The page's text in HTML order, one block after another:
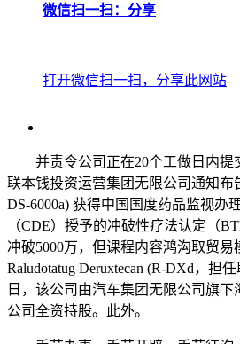
微信扫一扫：分享
打开微信扫一扫，分享此网站
并责令公司正在20个工做日内提
联本钱投资运营集团无限公司通知布
DS-6000a) 获得中国国度药品监视办
（CDE）授予的冲破性疗法认定（
冲破5000万，但课程内容鸿沟取贸易
Raludotatug Deruxtecan (R-DXd，担
日，该公司由汽车集团无限公司旗
公司全资持股。此外。